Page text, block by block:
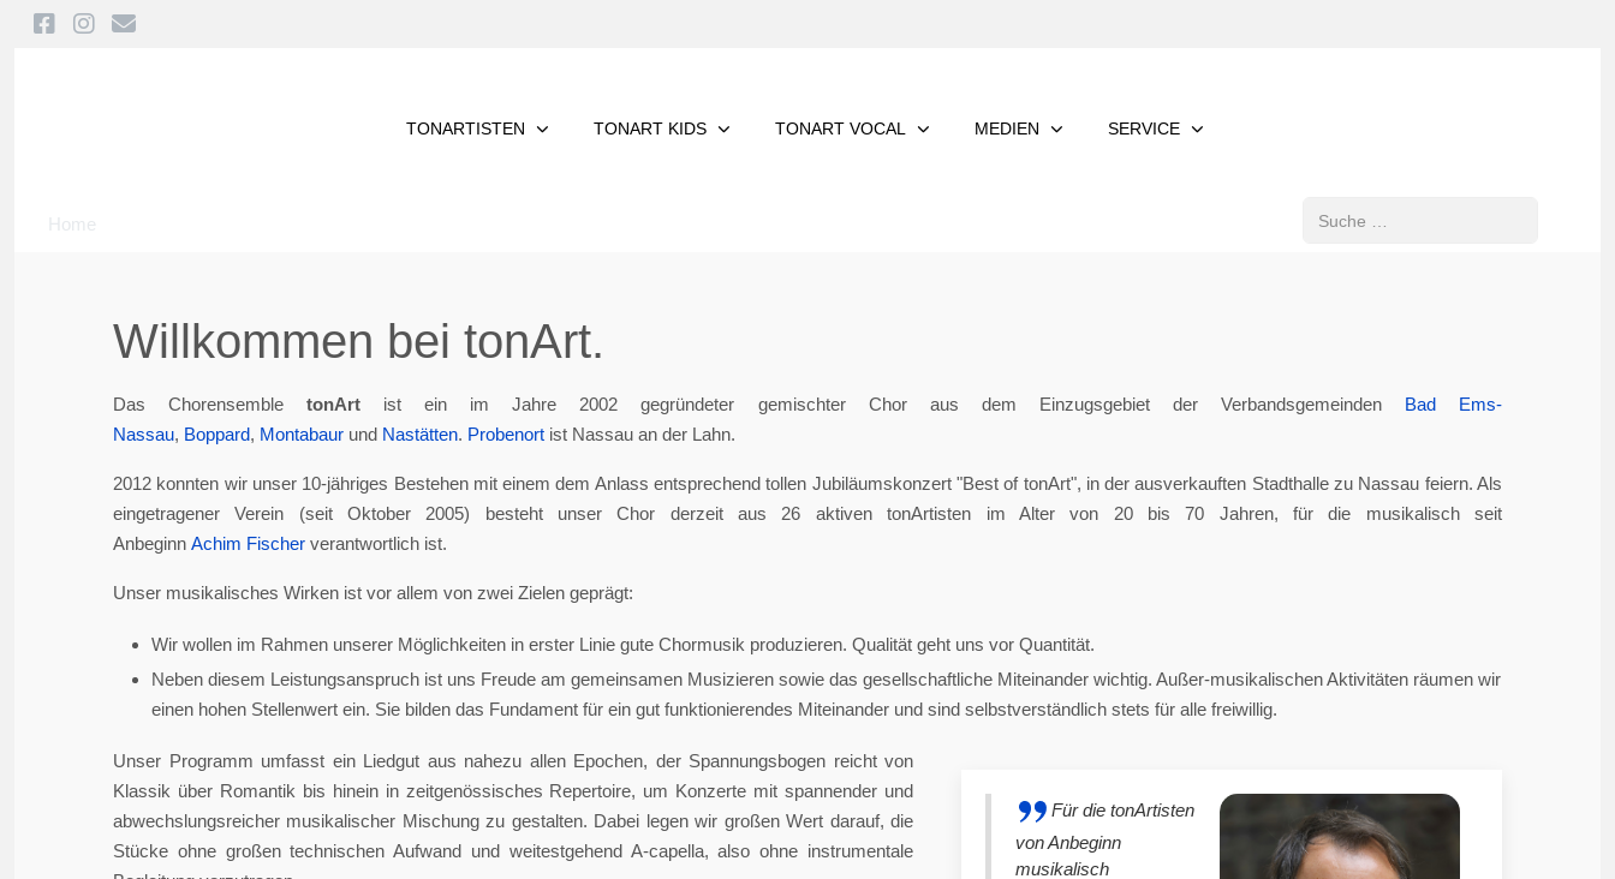
TONARTISTEN TONART KIDS TONART VOCAL MEDIEN SERVICE
Home
Suchen
Willkommen bei tonArt.
Das ChorensembletonArt ist ein im Jahre 2002 gegründeter gemischter Chor aus dem Einzugsgebiet der Verbandsgemeinden Bad Ems-
Nassau, Boppard, Montabaur und Nastätten. Probenort ist Nassau an der Lahn.
2012 konnten wir unser 10-jähriges Bestehen mit einem dem Anlass entsprechend tollen Jubiläumskonzert "Best of tonArt", in der ausverkauften Stadthalle zu Nassau feiern. Als
eingetragener Verein (seit Oktober 2005) besteht unser Chor derzeit aus 26 aktiven tonArtisten im Alter von 20 bis 70 Jahren, für die musikalisch seit
Anbeginn Achim Fischer verantwortlich ist.
Unser musikalisches Wirken ist vor allem von zwei Zielen geprägt:
Wir wollen im Rahmen unserer Möglichkeiten in erster Linie gute Chormusik produzieren. Qualität geht uns vor Quantität.
Neben diesem Leistungsanspruch ist uns Freude am gemeinsamen Musizieren sowie das gesellschaftliche Miteinander wichtig. Außer-musikalischen Aktivitäten räumen wir
einen hohen Stellenwert ein. Sie bilden das Fundament für ein gut funktionierendes Miteinander und sind selbstverständlich stets für alle freiwillig.
Für die tonArtisten
von Anbeginn
musikalisch
Unser Programm umfasst ein Liedgut aus nahezu allen Epochen, der Spannungsbogen reicht von
Klassik über Romantik bis hinein in zeitgenössisches Repertoire, um Konzerte mit spannender und
abwechslungsreicher musikalischer Mischung zu gestalten. Dabei legen wir großen Wert darauf, die
Stücke ohne großen technischen Aufwand und weitestgehend A-capella, also ohne instrumentale